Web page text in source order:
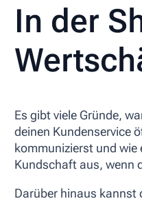
In der
Es gibt viele Gründe,
deinen Kundenservice
kommunizierst und wie
Kundschaft aus, wenn
Darüber hinaus kannst